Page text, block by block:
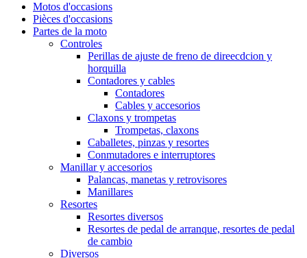
Motos d'occasions
Pièces d'occasions
Partes de la moto
Controles
Perillas de ajuste de freno de direecdcion y
horquilla
Contadores y cables
Contadores
Cables y accesorios
Claxons y trompetas
Trompetas, claxons
Caballetes, pinzas y resortes
Conmutadores e interruptores
Manillar y accesorios
Palancas, manetas y retrovisores
Manillares
Resortes
Resortes diversos
Resortes de pedal de arranque, resortes de pedal
de cambio
Diversos